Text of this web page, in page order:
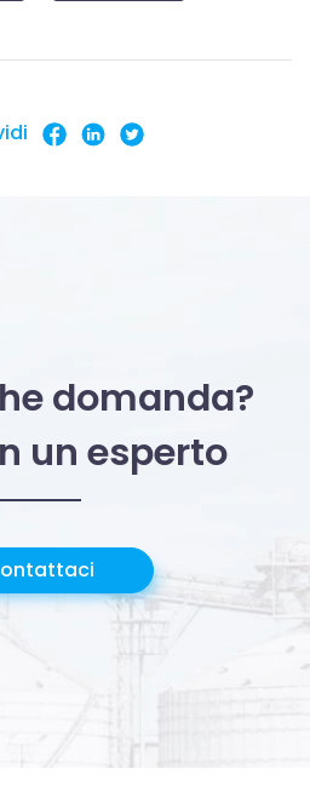
domanda?
un esperto